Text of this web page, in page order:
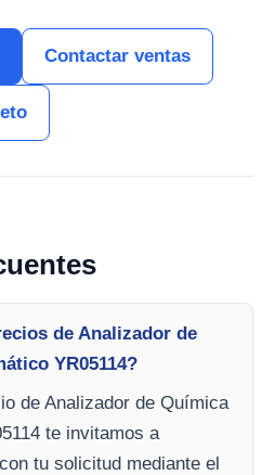
Contactar ventas
de Analizador de
YR05114?
de Analizador de Química
te invitamos a
tu solicitud mediante el